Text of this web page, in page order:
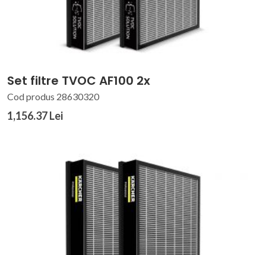
Set filtre TVOC AF100 2x
Cod produs 28630320
1,156.37 Lei